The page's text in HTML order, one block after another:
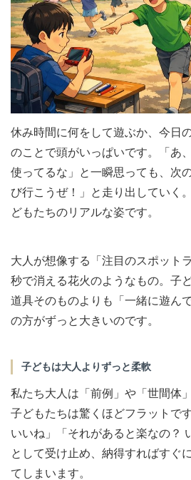
休み時間に何をして遊ぶか、今日
のことで頭がいっぱいです。「あ
使ってるな」と一瞬思っても、次
び行こうぜ！」と走り出していく
どもたちのリアルな姿です。
大人が想像する「注目のスポット
秒で消える花火のようなもの。子
道具そのものよりも「一緒に遊ん
の方がずっと大きいのです。
子どもは大人よりずっと柔軟
私たち大人は「前例」や「世間体
子どもたちは驚くほどフラットで
いいね」「それがあると楽なの？
として受け止め、納得すればすぐ
てしまいます。